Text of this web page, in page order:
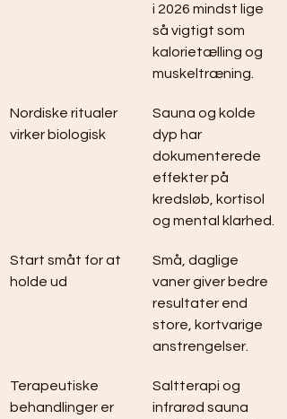
i 2026 mindst lige
så vigtigt som
kalorietælling og
muskeltræning.
Nordiske ritualer
virker biologisk
Sauna og kolde
dyp har
dokumenterede
effekter på
kredsløb, kortisol
og mental klarhed.
Start småt for at
holde ud
Små, daglige
vaner giver bedre
resultater end
store, kortvarige
anstrengelser.
Terapeutiske
behandlinger er
Saltterapi og
infrarød sauna